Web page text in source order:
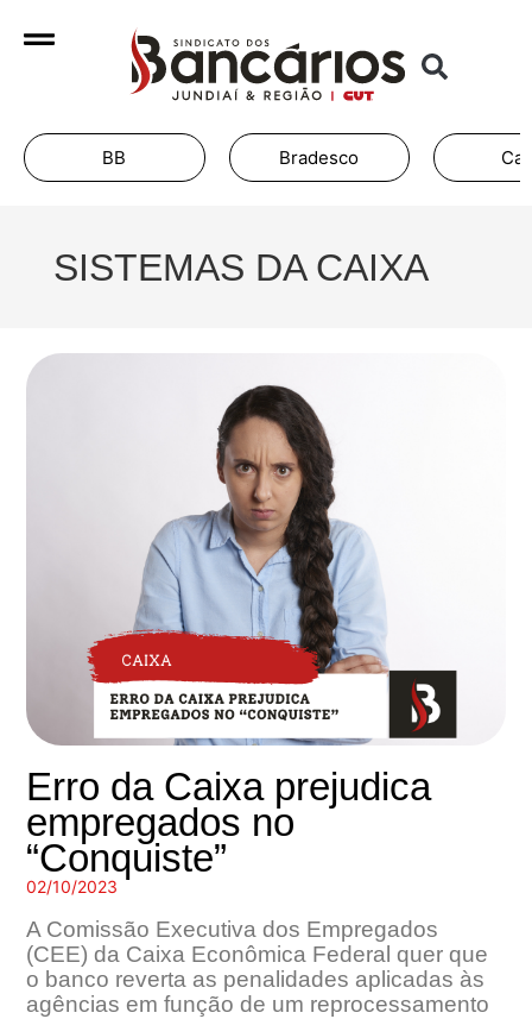
BB Bradesco
SISTEMAS DA CAIXA
Erro da Caixa prejudica
empregados no
“Conquiste”
02/10/2023
A Comissão Executiva dos Empregados
(CEE) da Caixa Econômica Federal quer que
o banco reverta as penalidades aplicadas às
agências em função de um reprocessamento